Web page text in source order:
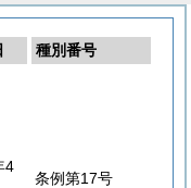
種別番号
4
条例第17号